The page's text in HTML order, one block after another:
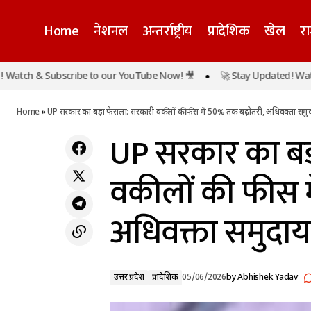
Home नेशनल अन्तर्राष्ट्रीय प्रादेशिक खेल
नोएडा की पॉश सोसाइटी में भीषण आग, 12वीं मंजिल
उत्तर प्रदेश
UP
Subscribe to our YouTube Now! 🎥 🚀 Stay Updated! Watch &
Home»UP सरकार का बड़ा फैसला: सरकारी वकीलों की फीस में 50% तक बढ़ोतरी, अधिवक्ता
UP सरकार का
वकीलों की फीस
अधिवक्ता
उत्तर प्रदेश प्रादेशिक 05/06/2026byAbhishek Yadav